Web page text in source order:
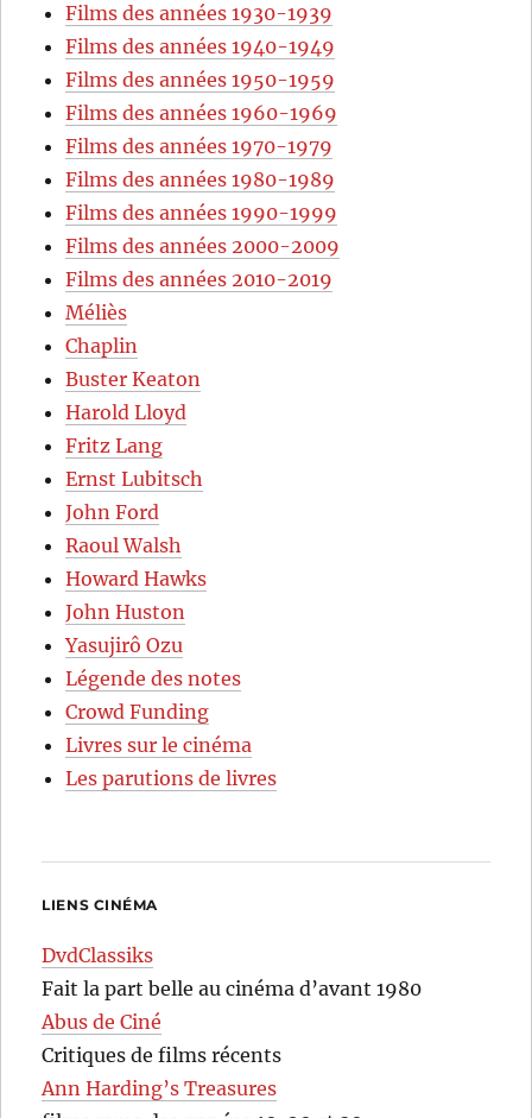
Films des années 1930-1939
Films des années 1940-1949
Films des années 1950-1959
Films des années 1960-1969
Films des années 1970-1979
Films des années 1980-1989
Films des années 1990-1999
Films des années 2000-2009
Films des années 2010-2019
Méliès
Chaplin
Buster Keaton
Harold Lloyd
Fritz Lang
Ernst Lubitsch
John Ford
Raoul Walsh
Howard Hawks
John Huston
Yasujirô Ozu
Légende des notes
Crowd Funding
Livres sur le cinéma
Les parutions de livres
LIENS CINÉMA
DvdClassiks
Fait la part belle au cinéma d’avant 1980
Abus de Ciné
Critiques de films récents
Ann Harding’s Treasures